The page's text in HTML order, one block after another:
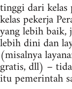
tinggi dari kelas
kelas pekerja
yang lebih baik,
lebih dini dan
(misalnya
gratis, dll) –
itu pemerintah